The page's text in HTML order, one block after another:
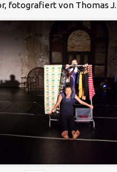
fotografiert von Thomas